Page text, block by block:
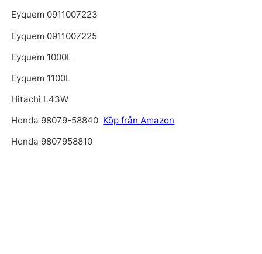
Eyquem 0911007223
Eyquem 0911007225
Eyquem 1000L
Eyquem 1100L
Hitachi L43W
Honda 98079-58840 Köp från Amazon
Honda 9807958810